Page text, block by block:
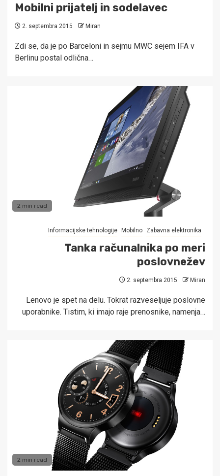
Mobilni prijatelj in sodelavec
2. septembra 2015 Miran
Zdi se, da je po Barceloni in sejmu MWC sejem IFA v
Berlinu postal odlična…
2 min read
Informacijske tehnologije Mobilno Zabavna elektronika
Tanka računalnika po meri
poslovnežev
2. septembra 2015 Miran
Lenovo je spet na delu. Tokrat razveseljuje poslovne
uporabnike. Tistim, ki imajo raje prenosnike, namenja…
2 min read